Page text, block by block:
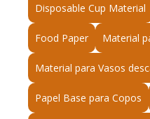
Disposable Cup Material
Food Paper Material
Material para Vasos
Papel Base para Copos